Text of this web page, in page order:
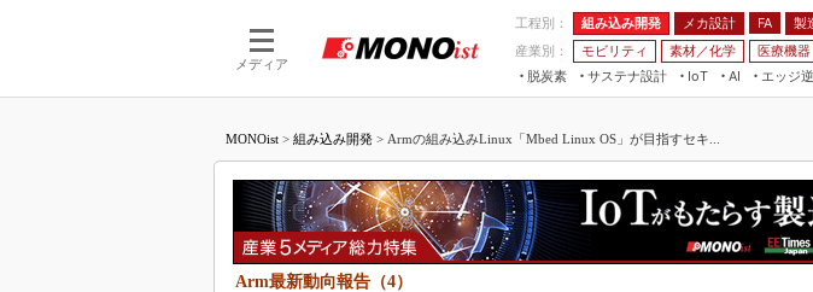
メディア
工程別： 組み込み開発 メカ設計 FA 製
産業別：
モビリティ 素材／化学 医療機器
脱炭素
サステナ設計
IoT
つながる工場
つながるサービス
AI
AI×設備保全
Physical AI
エッジ
JIMTOF
組込み/エッジ コンピュー
展＆IoT/5Gソリューショ
IIFES
国際ロボット展
つながるクルマ
5G
VR／AR
フィールドサー
製造マ
FA
モビリテ
MONOist > 組み込み開発 > Armの組み込みLinux「Mbed Linux OS」が目指すセキ...
Arm最新動向報告（4）